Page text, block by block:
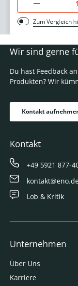
Zum Vergleich
Wir sind gerne
Du hast Feedback
Produkten? Wir
Kontakt
Kontakt
+49 5921 877-
Lob & Kritik
Unternehmen
Über Uns
Karriere